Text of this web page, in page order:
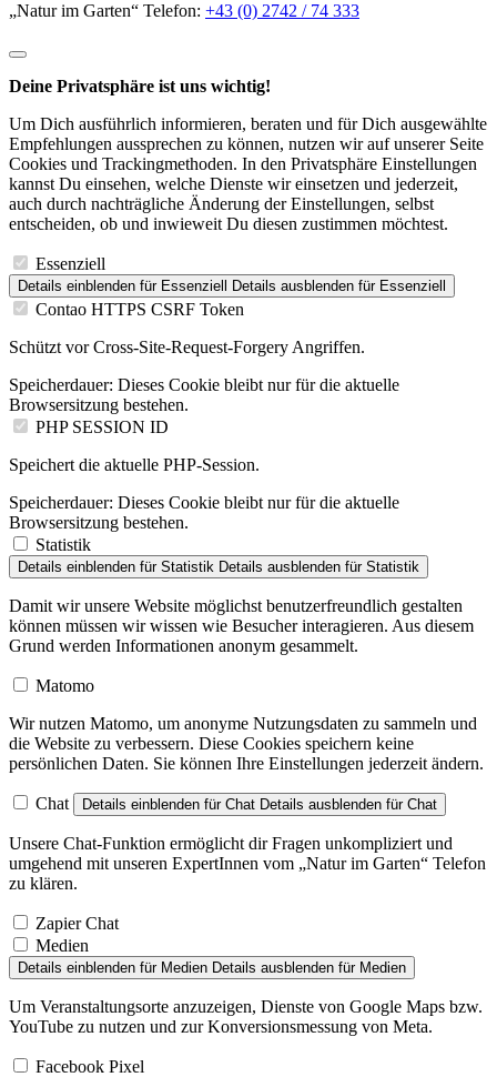
„Natur im Garten“ Telefon: +43 (0) 2742 / 74 333
Deine Privatsphäre ist uns wichtig!
Um Dich ausführlich informieren, beraten und für Dich ausgewählte
Empfehlungen aussprechen zu können, nutzen wir auf unserer Seite
Cookies und Trackingmethoden. In den Privatsphäre Einstellungen
kannst Du einsehen, welche Dienste wir einsetzen und jederzeit,
auch durch nachträgliche Änderung der Einstellungen, selbst
entscheiden, ob und inwieweit Du diesen zustimmen möchtest.
Essenziell
Details einblenden für Essenziell Details ausblenden für Essenziell
Contao HTTPS CSRF Token
Schützt vor Cross-Site-Request-Forgery Angriffen.
Speicherdauer: Dieses Cookie bleibt nur für die aktuelle
Browsersitzung bestehen.
PHP SESSION ID
Speichert die aktuelle PHP-Session.
Speicherdauer: Dieses Cookie bleibt nur für die aktuelle
Browsersitzung bestehen.
Statistik
Details einblenden für Statistik Details ausblenden für Statistik
Damit wir unsere Website möglichst benutzerfreundlich gestalten
können müssen wir wissen wie Besucher interagieren. Aus diesem
Grund werden Informationen anonym gesammelt.
Matomo
Wir nutzen Matomo, um anonyme Nutzungsdaten zu sammeln und
die Website zu verbessern. Diese Cookies speichern keine
persönlichen Daten. Sie können Ihre Einstellungen jederzeit ändern.
Chat Details einblenden für Chat Details ausblenden für Chat
Unsere Chat-Funktion ermöglicht dir Fragen unkompliziert und
umgehend mit unseren ExpertInnen vom „Natur im Garten“ Telefon
zu klären.
Zapier Chat
Medien
Details einblenden für Medien Details ausblenden für Medien
Um Veranstaltungsorte anzuzeigen, Dienste von Google Maps bzw.
YouTube zu nutzen und zur Konversionsmessung von Meta.
Facebook Pixel